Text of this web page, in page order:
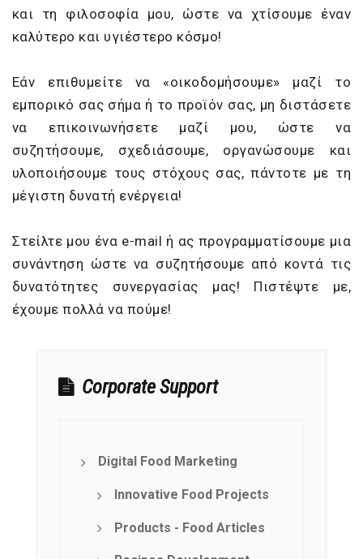
και τη φιλοσοφία μου, ώστε να χτίσουμε έναν
καλύτερο και υγιέστερο κόσμο!
Εάν επιθυμείτε να «οικοδομήσουμε» μαζί το
εμπορικό σας σήμα ή το προϊόν σας, μη διστάσετε
να επικοινωνήσετε μαζί μου, ώστε να
συζητήσουμε, σχεδιάσουμε, οργανώσουμε και
υλοποιήσουμε τους στόχους σας, πάντοτε με τη
μέγιστη δυνατή ενέργεια!
Στείλτε μου ένα e-mail ή ας προγραμματίσουμε μια
συνάντηση ώστε να συζητήσουμε από κοντά τις
δυνατότητες συνεργασίας μας! Πιστέψτε με,
έχουμε πολλά να πούμε!
Corporate Support
Digital Food Marketing
Innovative Food Projects
Products - Food Articles